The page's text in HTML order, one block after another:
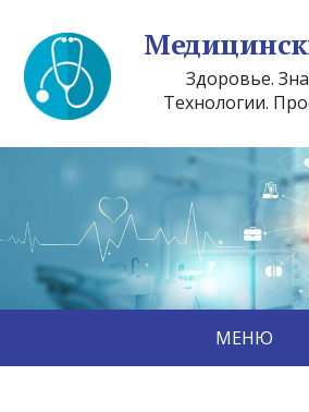
Здоровье.
Технологии.
МЕНЮ